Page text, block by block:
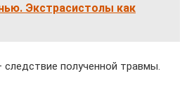
Экстрасистолы как
полученной травмы.